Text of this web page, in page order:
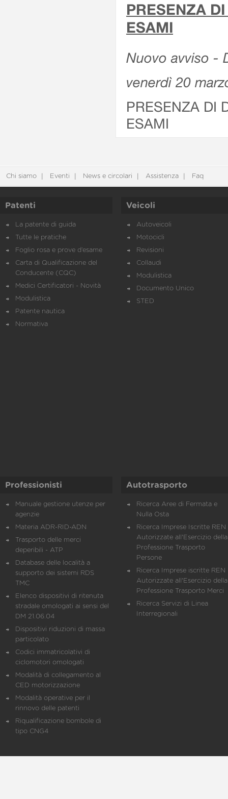
PRESENZA
ESAMI
Nuovo avviso -
venerdì 20
PRESENZA DI
ESAMI
Chi siamo Eventi News e circolari Assistenza Faq
Patenti
La patente di guida
Tutte le pratiche
Foglio rosa e prove d’esame
Carta di Qualificazione del
Conducente (CQC)
Medici Certificatori - Novità
Modulistica
Patente nautica
Normativa
Veicoli
Autoveicoli
Motocicli
Revisioni
Collaudi
Modulistica
Documento Unico
STED
Professionisti
Manuale gestione utenze per
agenzie
Materia ADR-RID-ADN
Trasporto delle merci
deperibili - ATP
Database delle località a
supporto dei sistemi RDS
TMC
Elenco dispositivi di ritenuta
stradale omologati ai sensi del
DM 21.06.04
Dispositivi riduzioni di massa
particolato
Codici immatricolativi di
ciclomotori omologati
Modalità di collegamento al
CED motorizzazione
Modalità operative per il
rinnovo delle patenti
Riqualificazione bombole di
tipo CNG4
Autotrasporto
Ricerca Aree di Fermata e
Nulla Osta
Ricerca Imprese Iscritte REN
Autorizzate all'Esercizio della
Professione Trasporto
Persone
Ricerca Imprese iscritte REN
Autorizzate all'Esercizio della
Professione Trasporto Merci
Ricerca Servizi di Linea
Interregionali